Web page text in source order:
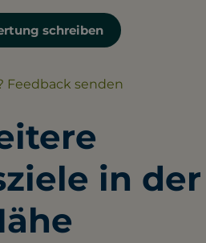
schreiben
Feedback senden
in der